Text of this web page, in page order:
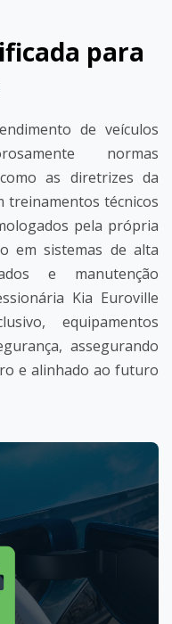
para
de veículos
normas
as diretrizes da
treinamentos técnicos
pela própria
em sistemas de alta
e manutenção
Kia Euroville
equipamentos
assegurando
e alinhado ao futuro